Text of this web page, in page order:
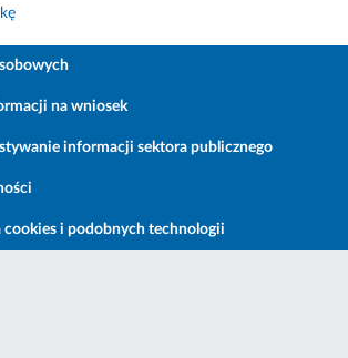
na wniosek
informacji sektora publicznego
cookies i podobnych technologii